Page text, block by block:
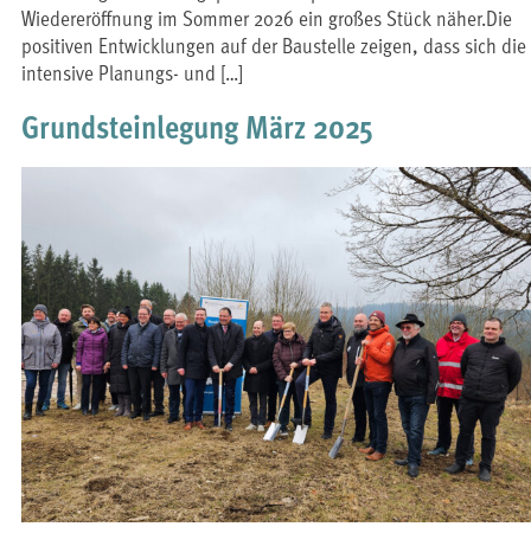
Wiedereröffnung im Sommer 2026 ein großes Stück näher.Die
positiven Entwicklungen auf der Baustelle zeigen, dass sich die
intensive Planungs- und […]
Grundsteinlegung März 2025